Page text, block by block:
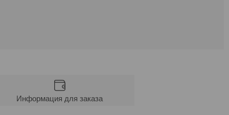
Информация для заказа